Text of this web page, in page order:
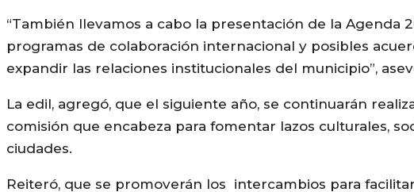
“También llevamos a cabo la presentación de la Agenda
programas de colaboración internacional y posibles
expandir las relaciones institucionales del municipio”,
La edil, agregó, que el siguiente año, se continuarán
comisión que encabeza para fomentar lazos culturales,
ciudades.
Reiteró, que se promoverán los intercambios para